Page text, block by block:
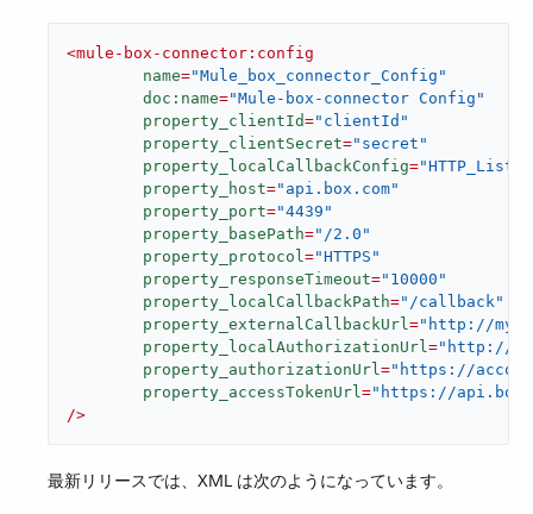
<mule-box-connector:config
name="Mule_box_connector_Config"
doc:name="Mule-box-connector Config"
property_clientId="clientId"
property_clientSecret="secret"
property_localCallbackConfig=
property_host="api.box.com"
property_port="4439"
property_basePath="/2.0"
property_protocol="HTTPS"
property_responseTimeout="10000"
property_localCallbackPath="/callback"
property_externalCallbackUrl="http://my-
property_localAuthorizationUrl="http://
property_authorizationUrl="https://
property_accessTokenUrl="https://
/>
最新リリースでは、XML は次のようになっています。